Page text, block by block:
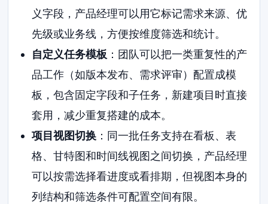
义字段，产品经理可以用它标记需求来源、优
先级或业务线，方便按维度筛选和统计。
自定义任务模板 ：团队可以把一类重复性的产
品工作（如版本发布、需求评审）配置成模
板，包含固定字段和子任务，新建项目时直接
套用，减少重复搭建的成本。
项目视图切换：同一批任务支持在看板、表
格、甘特图和时间线视图之间切换，产品经理
可以按需选择看进度或看排期，但视图本身的
列结构和筛选条件可配置空间有限。